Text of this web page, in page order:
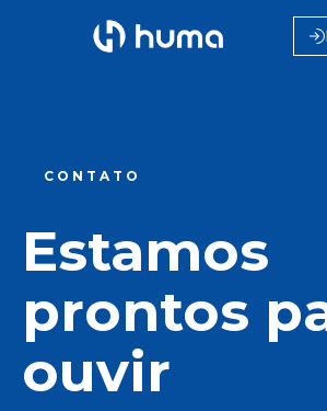
CONTATO
Estamos
prontos
ouvir